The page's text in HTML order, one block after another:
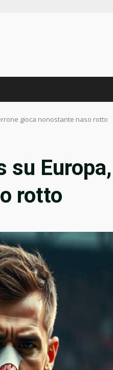
gioca nonostante naso rotto
su
rotto